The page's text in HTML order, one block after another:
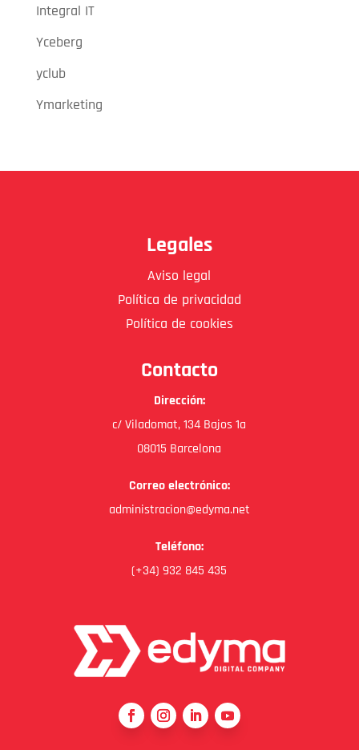
Integral IT
Yceberg
yclub
Ymarketing
Legales
Aviso legal
Política de privacidad
Política de cookies
Contacto
Dirección:
c/ Viladomat, 134 Bajos 1a
08015 Barcelona
Correo electrónico:
administracion@edyma.net
Teléfono:
(+34) 932 845 435